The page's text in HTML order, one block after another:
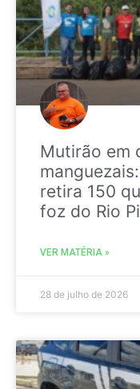
Mutirão em
retira 150
foz do Rio
VER MATÉRIA »
28 de julho de 2026